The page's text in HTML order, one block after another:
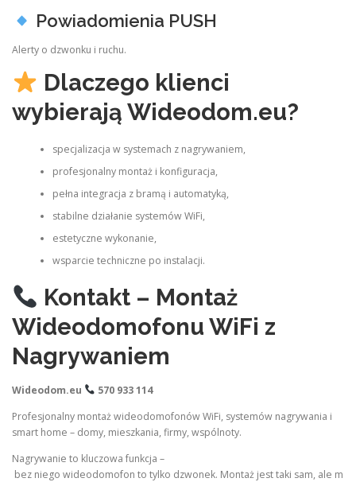
Powiadomienia PUSH
Alerty o dzwonku i ruchu.
Dlaczego klienci
wybierają Wideodom.eu?
specjalizacja w systemach z nagrywaniem,
profesjonalny montaż i konfiguracja,
pełna integracja z bramą i automatyką,
stabilne działanie systemów WiFi,
estetyczne wykonanie,
wsparcie techniczne po instalacji.
Kontakt – Montaż
Wideodomofonu WiFi z
Nagrywaniem
Wideodom.eu
570 933 114
Profesjonalny montaż wideodomofonów WiFi, systemów nagrywania i
smart home – domy, mieszkania, firmy, wspólnoty.
Nagrywanie to kluczowa funkcja –
bez niego wideodomofon to tylko dzwonek. Montaż jest taki sam, ale m